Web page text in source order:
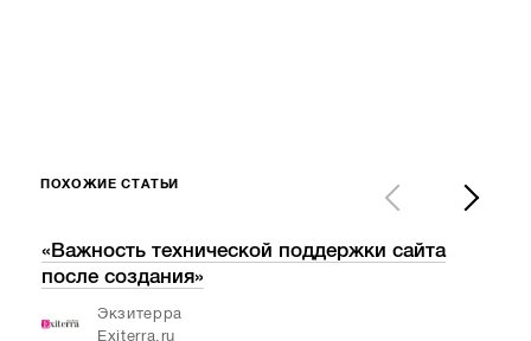
ПОХОЖИЕ СТАТЬИ
«Важность технической поддержки сайта
после создания»
Экзитерра
Exiterra.ru